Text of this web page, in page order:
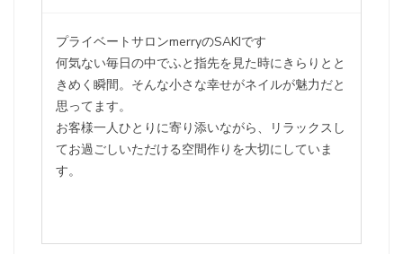
プライベートサロンmerryのSAKIです
何気ない毎日の中でふと指先を見た時にきらりとと
きめく瞬間。そんな小さな幸せがネイルが魅力だと
思ってます。
お客様一人ひとりに寄り添いながら、リラックスし
てお過ごしいただける空間作りを大切にしていま
す。